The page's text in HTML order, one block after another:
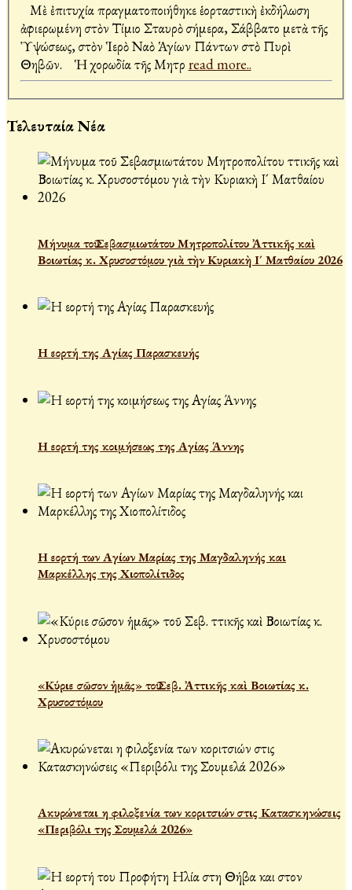
Μὲ ἐπιτυχία πραγματοποιήθηκε ἑορταστικὴ ἐκδήλωση
ἀφιερωμένη στὸν Τίμιο Σταυρὸ σήμερα, Σάββατο μετὰ τῆς
Ὑψώσεως, στὸν Ἱερὸ Ναὸ Ἁγίων Πάντων στὸ Πυρὶ
Θηβῶν. Ἡ χορωδία τῆς Μητρ read more..
Τελευταία Νέα
Μήνυμα τοῦ Σεβασμιωτάτου Μητροπολίτου Ἀττικῆς καὶ
Βοιωτίας κ. Χρυσοστόμου γιὰ τὴν Κυριακὴ Ι´ Ματθαίου 2026
Η εορτή της Αγίας Παρασκευής
Η εορτή της κοιμήσεως της Αγίας Άννης
Η εορτή των Αγίων Μαρίας της Μαγδαληνής και
Μαρκέλλης της Χιοπολίτιδος
«Κύριε σῶσον ἡμᾶς» τοῦ Σεβ. Ἀττικῆς καὶ Βοιωτίας κ.
Χρυσοστόμου
Ακυρώνεται η φιλοξενία των κοριτσιών στις Κατασκηνώσεις
«Περιβόλι της Σουμελά 2026»